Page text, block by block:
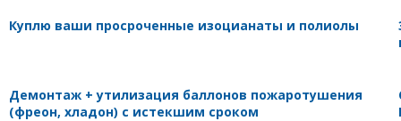
Куплю ваши просроченные изоцианаты и полиолы
Демонтаж + утилизация баллонов пожаротушения
(фреон, хладон) с истекшим сроком